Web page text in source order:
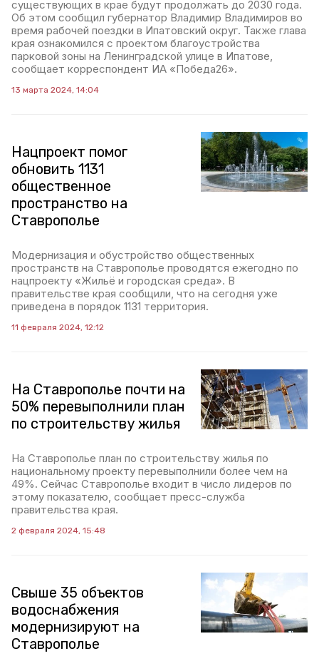
существующих в крае будут продолжать до 2030 года.
Об этом сообщил губернатор Владимир Владимиров во
время рабочей поездки в Ипатовский округ. Также глава
края ознакомился с проектом благоустройства
парковой зоны на Ленинградской улице в Ипатове,
сообщает корреспондент ИА «Победа26».
13 марта 2024, 14:04
Нацпроект помог
обновить 1131
общественное
пространство на
Ставрополье
Модернизация и обустройство общественных
пространств на Ставрополье проводятся ежегодно по
нацпроекту «Жильё и городская среда». В
правительстве края сообщили, что на сегодня уже
приведена в порядок 1131 территория.
11 февраля 2024, 12:12
На Ставрополье почти на
50% перевыполнили план
по строительству жилья
На Ставрополье план по строительству жилья по
национальному проекту перевыполнили более чем на
49%. Сейчас Ставрополье входит в число лидеров по
этому показателю, сообщает пресс-служба
правительства края.
2 февраля 2024, 15:48
Свыше 35 объектов
водоснабжения
модернизируют на
Ставрополье